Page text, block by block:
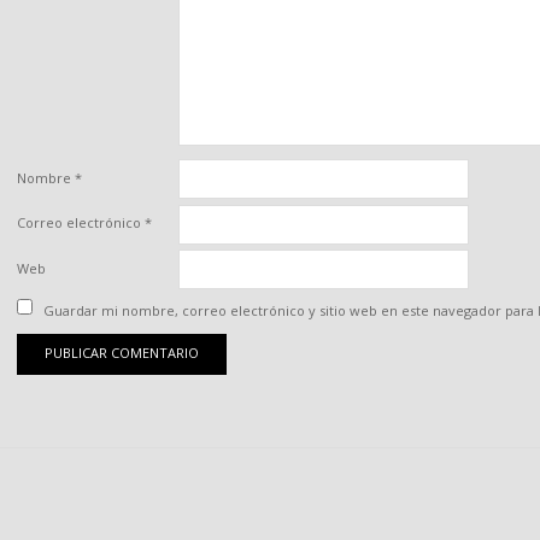
Nombre *
Correo electrónico *
Web
Guardar mi nombre, correo electrónico y sitio web en este navegador para